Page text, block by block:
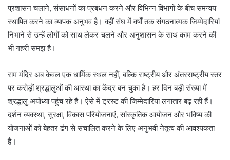
प्रशासन चलाने, संसाधनों का प्रबंधन करने और विभिन्न विभागों के बीच समन्वय
स्थापित करने का व्यापक अनुभव है। वहीं संघ में वर्षों तक संगठनात्मक जिम्मेदारियां
निभाने से उन्हें लोगों को साथ लेकर चलने और अनुशासन के साथ काम करने की
भी गहरी समझ है।
राम मंदिर अब केवल एक धार्मिक स्थल नहीं, बल्कि राष्ट्रीय और अंतरराष्ट्रीय स्तर
पर करोड़ों श्रद्धालुओं की आस्था का केंद्र बन चुका है। हर दिन बड़ी संख्या में
श्रद्धालु अयोध्या पहुंच रहे हैं। ऐसे में ट्रस्ट की जिम्मेदारियां लगातार बढ़ रही हैं।
दर्शन व्यवस्था, सुरक्षा, विकास परियोजनाएं, सांस्कृतिक आयोजन और भविष्य की
योजनाओं को बेहतर ढंग से संचालित करने के लिए अनुभवी नेतृत्व की आवश्यकता
है।